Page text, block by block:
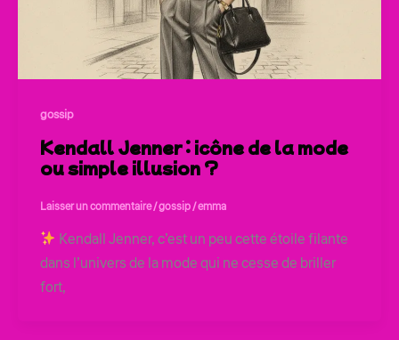
gossip
Kendall Jenner : icône de la mode
ou simple illusion ?
Laisser un commentaire/gossip/emma
Kendall Jenner, c’est un peu cette étoile filante
dans l’univers de la mode qui ne cesse de briller
fort,